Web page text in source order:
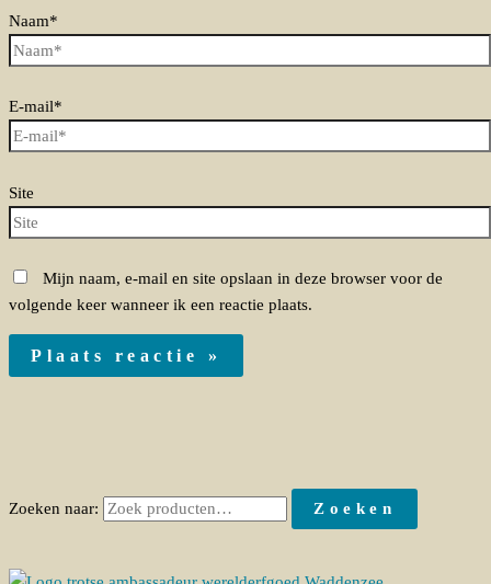
Zoeken naar: Zoeken
Naam*
E-mail*
Site
Mijn naam, e-mail en site opslaan in deze browser voor de
volgende keer wanneer ik een reactie plaats.